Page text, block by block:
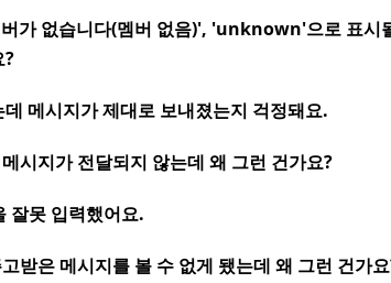
가 없습니다(멤버 없음)', 'unknown'으로 표시
?
메시지가 제대로 보내졌는지 걱정돼요.
시지가 전달되지 않는데 왜 그런 건가요?
잘못 입력했어요.
받은 메시지를 볼 수 없게 됐는데 왜 그런 건가